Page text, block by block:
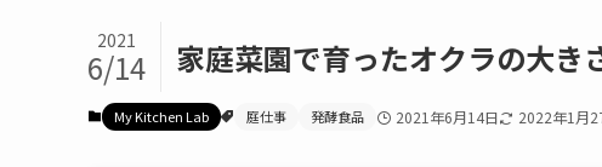
家庭菜園で育ったオクラの大
2021
6/14
My Kitchen Lab 庭仕事 発酵食品 2021年6月14日 2022年1月